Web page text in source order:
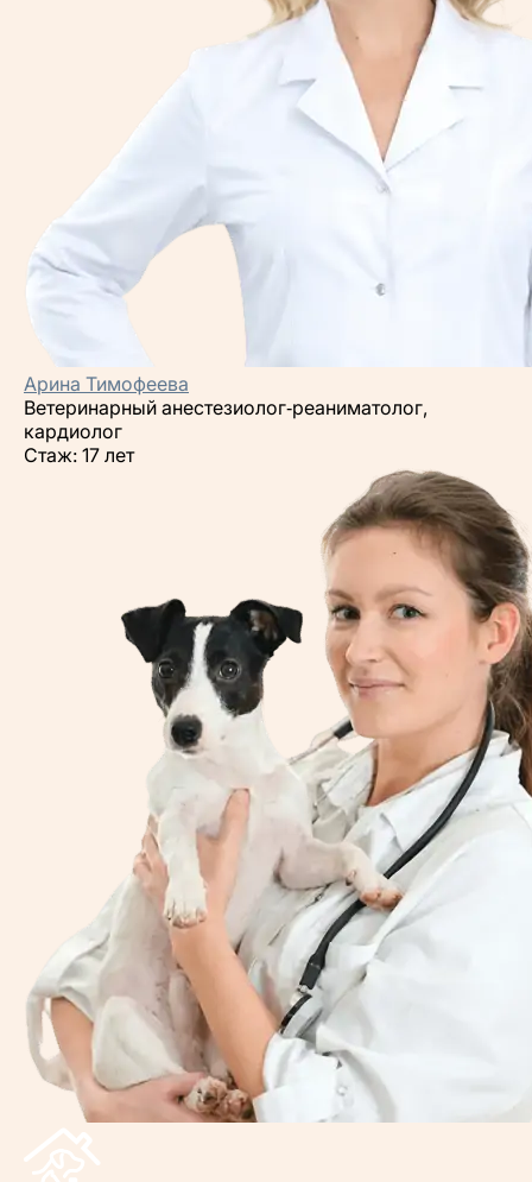
Арина Тимофеева
Ветеринарный анестезиолог‑реаниматолог,
кардиолог
Стаж: 17 лет